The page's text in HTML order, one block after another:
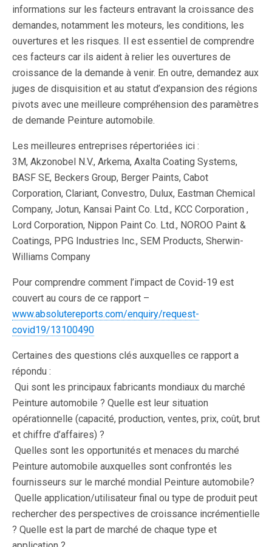
informations sur les facteurs entravant la croissance des
demandes, notamment les moteurs, les conditions, les
ouvertures et les risques. Il est essentiel de comprendre
ces facteurs car ils aident à relier les ouvertures de
croissance de la demande à venir. En outre, demandez aux
juges de disquisition et au statut d’expansion des régions
pivots avec une meilleure compréhension des paramètres
de demande Peinture automobile.
Les meilleures entreprises répertoriées ici :
3M, Akzonobel N.V., Arkema, Axalta Coating Systems,
BASF SE, Beckers Group, Berger Paints, Cabot
Corporation, Clariant, Convestro, Dulux, Eastman Chemical
Company, Jotun, Kansai Paint Co. Ltd., KCC Corporation ,
Lord Corporation, Nippon Paint Co. Ltd., NOROO Paint &
Coatings, PPG Industries Inc., SEM Products, Sherwin-
Williams Company
Pour comprendre comment l’impact de Covid-19 est
couvert au cours de ce rapport –
www.absolutereports.com/enquiry/request-
covid19/13100490
Certaines des questions clés auxquelles ce rapport a
répondu :
 Qui sont les principaux fabricants mondiaux du marché
Peinture automobile ? Quelle est leur situation
opérationnelle (capacité, production, ventes, prix, coût, brut
et chiffre d’affaires) ?
 Quelles sont les opportunités et menaces du marché
Peinture automobile auxquelles sont confrontés les
fournisseurs sur le marché mondial Peinture automobile?
 Quelle application/utilisateur final ou type de produit peut
rechercher des perspectives de croissance incrémentielle
? Quelle est la part de marché de chaque type et